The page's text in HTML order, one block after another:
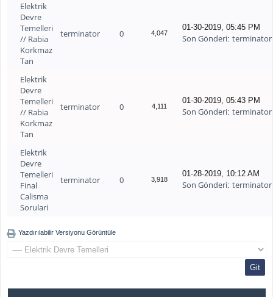
Elektrik
Devre
Temelleri
// Rabia
Korkmaz
Tan
terminator 0 4,047
01-30-2019, 05:45 PM
Son Gönderi:terminator
Elektrik
Devre
Temelleri
// Rabia
Korkmaz
Tan
terminator 0 4,111
01-30-2019, 05:43 PM
Son Gönderi:terminator
Elektrik
Devre
Temelleri
Final
Calisma
Sorulari
terminator 0 3,918
01-28-2019, 10:12 AM
Son Gönderi:terminator
Yazdırılabilir Versiyonu Görüntüle